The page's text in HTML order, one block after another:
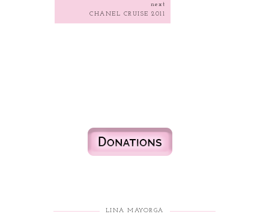
next
CHANEL CRUISE 2011
LINA MAYORGA